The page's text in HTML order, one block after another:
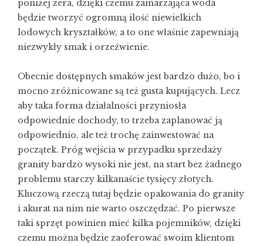
poniżej zera, dzięki czemu zamarzająca woda
będzie tworzyć ogromną ilość niewielkich
lodowych kryształków, a to one właśnie zapewniają
niezwykły smak i orzeźwienie.
Obecnie dostępnych smaków jest bardzo dużo, bo i
mocno zróżnicowane są też gusta kupujących. Lecz
aby taka forma działalności przyniosła
odpowiednie dochody, to trzeba zaplanować ją
odpowiednio, ale też trochę zainwestować na
początek. Próg wejścia w przypadku sprzedaży
granity bardzo wysoki nie jest, na start bez żadnego
problemu starczy kilkanaście tysięcy złotych.
Kluczową rzeczą tutaj będzie opakowania do granity
i akurat na nim nie warto oszczędzać. Po pierwsze
taki sprzęt powinien mieć kilka pojemników, dzięki
czemu można będzie zaoferować swoim klientom